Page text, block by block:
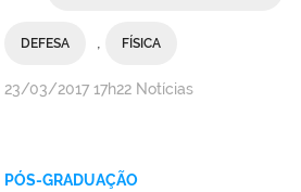
DEFESA , FÍSICA
por
publicado
23/03/2017 17h22 Notícias
PÓS-GRADUAÇÃO